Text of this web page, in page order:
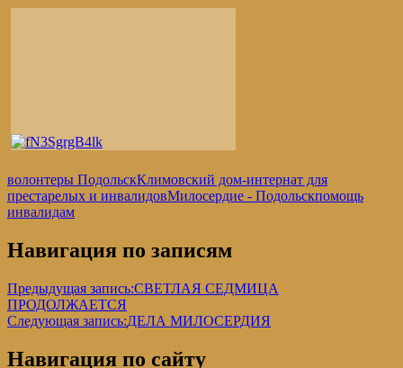
волонтеры ПодольскКлимовский дом-интернат для
престарелых и инвалидовМилосердие - Подольскпомощь
инвалидам
Навигация по записям
Предыдущая запись:СВЕТЛАЯ СЕДМИЦА
ПРОДОЛЖАЕТСЯ
Следующая запись:ДЕЛА МИЛОСЕРДИЯ
Навигация по сайту